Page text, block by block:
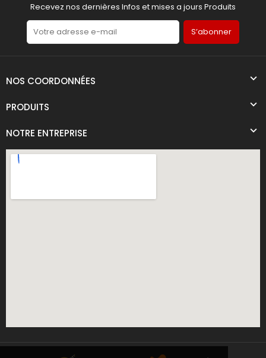
Recevez nos dernières Infos et mises a jours Produits
S’abonner
NOS COORDONNÉES
PRODUITS
NOTRE ENTREPRISE